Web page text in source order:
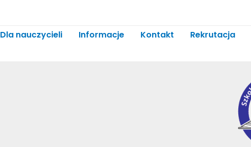
Dla nauczycieli Informacje Kontakt Rekrutacja